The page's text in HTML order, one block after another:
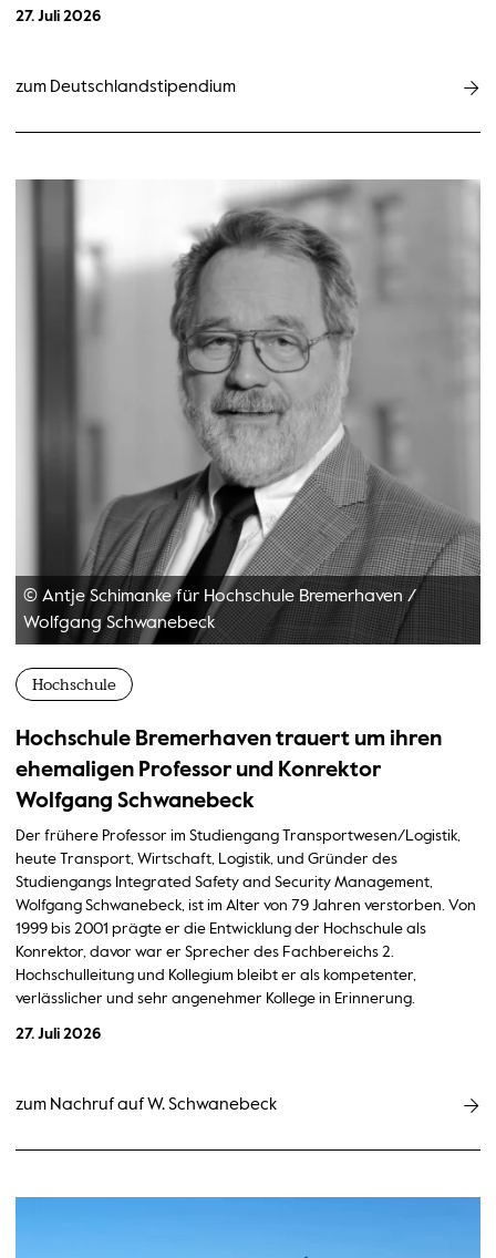
27. Juli 2026
zum Deutschlandstipendium
© Antje Schimanke für Hochschule Bremerhaven/
Wolfgang Schwanebeck
Hochschule
Hochschule Bremerhaven trauert um ihren
ehemaligen Professor und Konrektor
Wolfgang Schwanebeck
Der frühere Professor im Studiengang Transportwesen/Logistik,
heute Transport, Wirtschaft, Logistik, und Gründer des
Studiengangs Integrated Safety and Security Management,
Wolfgang Schwanebeck, ist im Alter von 79 Jahren verstorben. Von
1999 bis 2001 prägte er die Entwicklung der Hochschule als
Konrektor, davor war er Sprecher des Fachbereichs 2.
Hochschulleitung und Kollegium bleibt er als kompetenter,
verlässlicher und sehr angenehmer Kollege in Erinnerung.
27. Juli 2026
zum Nachruf auf W. Schwanebeck